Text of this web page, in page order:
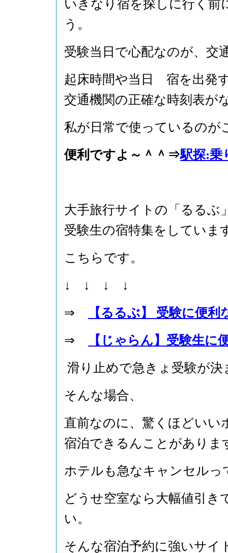
いきなり宿を探しに行く前
う。
受験当日で心配なのが、交
起床時間や当日 宿を出発
交通機関の正確な時刻表が
私が日常で使っているのが
便利ですよ～＾＾⇒駅探:乗
大手旅行サイトの「るるぶ
受験生の宿特集をしていま
こちらです。
↓ ↓ ↓ ↓
⇒
【るるぶ】 受験に便
⇒
【じゃらん】受験生に
滑り止めで急きょ受験が
そんな場合、
直前なのに、驚くほどいい
宿泊できるんことがありま
ホテルも急なキャンセルっ
どうせ空室なら大幅値引
い。
そんな宿泊予約に強いサイ